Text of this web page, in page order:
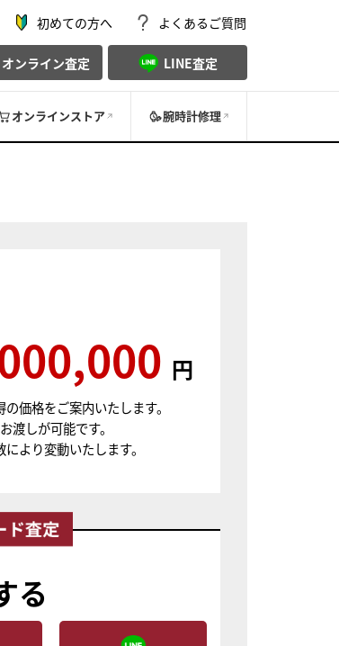
初めての方へ よくあるご質問
オンライン査定 LINE査定
オンラインストア 腕時計修理
円
価格をご案内いたします。
渡しが可能です。
より変動いたします。
る